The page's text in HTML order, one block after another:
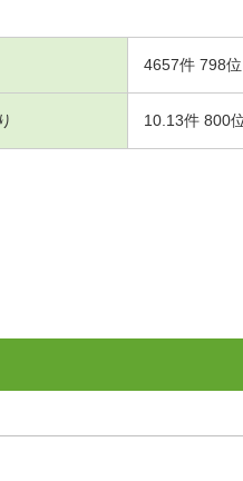
4657件 798位
10.13件 800